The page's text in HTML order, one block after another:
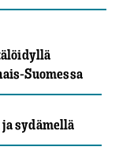
Suomessa
sydämellä